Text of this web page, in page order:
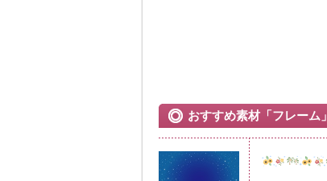
おすすめ素材「フレーム」